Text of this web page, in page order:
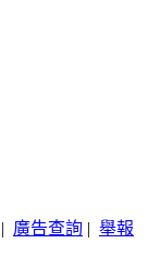
廣告查詢 舉報